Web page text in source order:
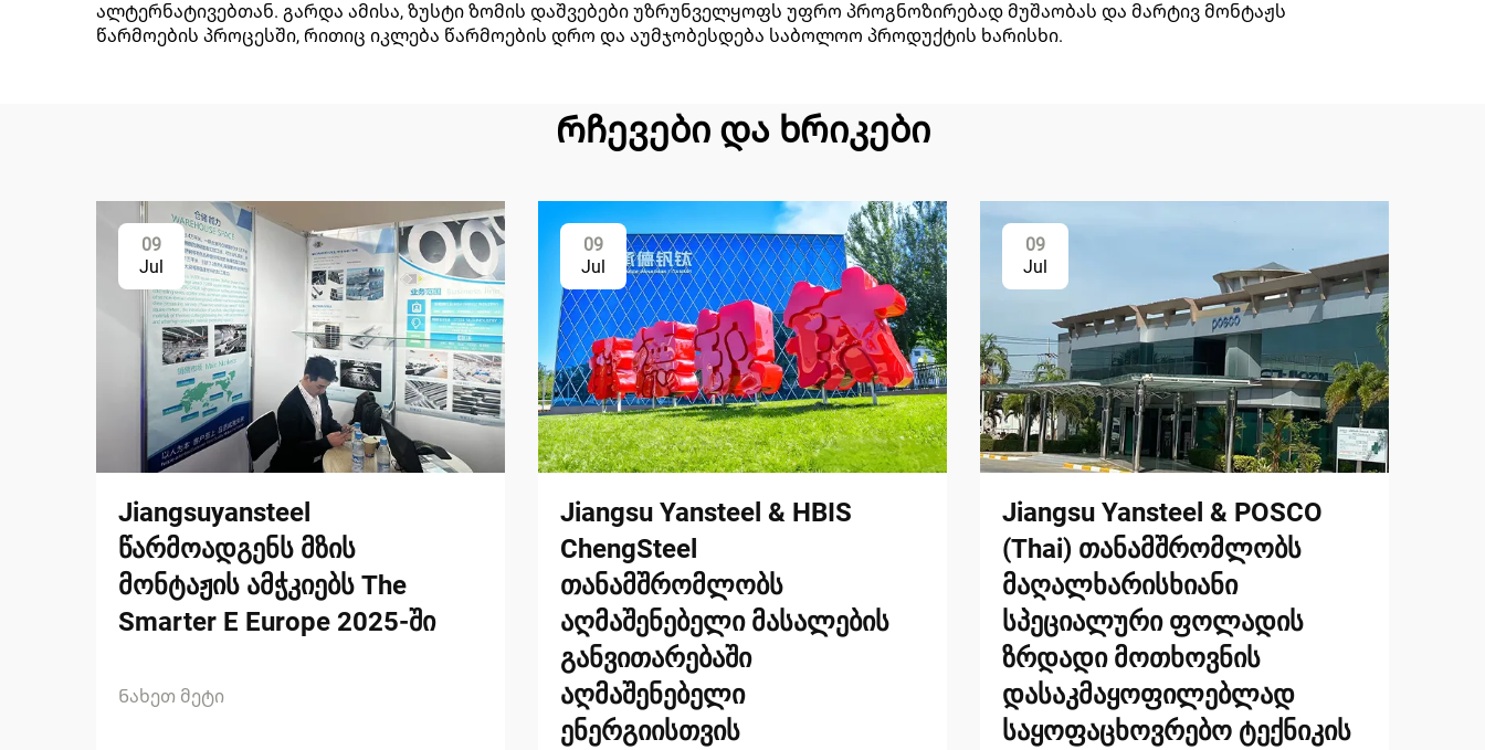
ალტერნატივებთან. გარდა ამისა, ზუსტი ზომის დაშვებები უზრუნველყოფს უფრო პროგნოზირებად მუშაობას და მარტივ მონტაჟს
წარმოების პროცესში, რითიც იკლება წარმოების დრო და აუმჯობესდება საბოლოო პროდუქტის ხარისხი.
Რჩევები და ხრიკები
09
Jul
Jiangsuyansteel
წარმოადგენს მზის
მონტაჟის ამჭკიებს The
Smarter E Europe 2025-ში
Ნახეთ მეტი
09
Jul
Jiangsu Yansteel & HBIS
ChengSteel
თანამშრომლობს
აღმაშენებელი მასალების
განვითარებაში
აღმაშენებელი
ენერგიისთვის
09
Jul
Jiangsu Yansteel & POSCO
(Thai) თანამშრომლობს
მაღალხარისხიანი
სპეციალური ფოლადის
ზრდადი მოთხოვნის
დასაკმაყოფილებლად
საყოფაცხოვრებო ტექნიკის